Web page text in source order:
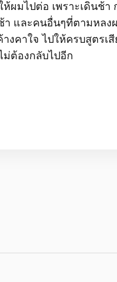
ห้ผมไปต่อ เพราะเดินช้
า และคนอื่นๆที่ตามหลง
งคาใจ ไปให้ครบสูตรเ
ม่ต้องกลับไปอีก